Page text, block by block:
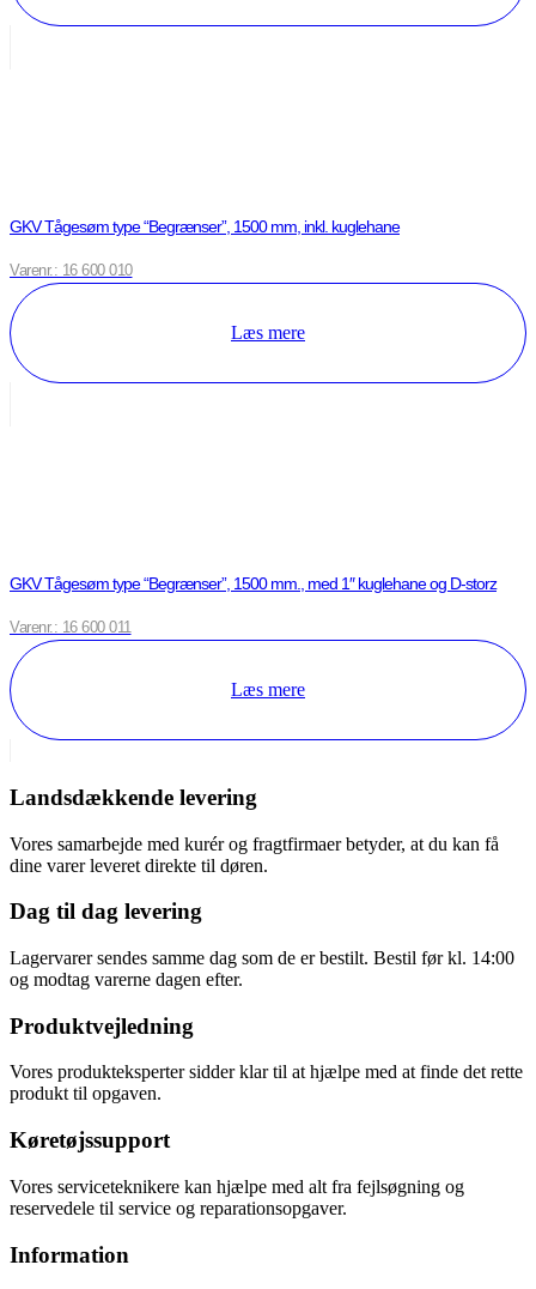
GKV Tågesøm type “Begrænser”, 1500 mm, inkl. kuglehane
Varenr.: 16 600 010
Læs mere
GKV Tågesøm type “Begrænser”, 1500 mm., med 1″ kuglehane og D-storz
Varenr.: 16 600 011
Læs mere
Landsdækkende levering
Vores samarbejde med kurér og fragtfirmaer betyder, at du kan få
dine varer leveret direkte til døren.
Dag til dag levering
Lagervarer sendes samme dag som de er bestilt. Bestil før kl. 14:00
og modtag varerne dagen efter.
Produktvejledning
Vores produkteksperter sidder klar til at hjælpe med at finde det rette
produkt til opgaven.
Køretøjssupport
Vores serviceteknikere kan hjælpe med alt fra fejlsøgning og
reservedele til service og reparationsopgaver.
Information